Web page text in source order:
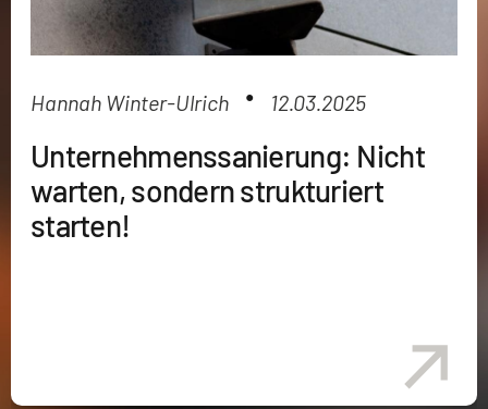
Hannah Winter-Ulrich ● 12.03.2025
Unternehmenssanierung: Nicht
warten, sondern strukturiert
starten!